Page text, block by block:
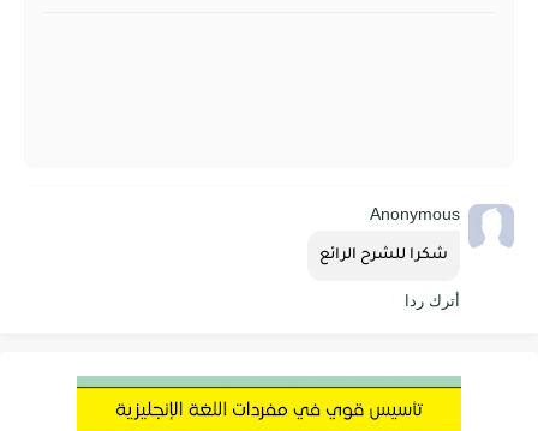
Anonymous
شكرا للشرح الرائع
أترك ردا